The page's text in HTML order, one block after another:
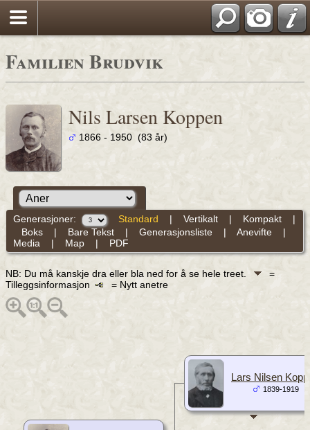
Familien Brudvik
Nils Larsen Koppen
1866 - 1950 (83 år)
Generasjoner: Standard | Vertikalt| Kompakt|
Boks| Bare Tekst| Generasjonsliste| Anevifte|
Media | Map| PDF
NB: Du må kanskje dra eller bla ned for å se hele treet.
=
Tilleggsinformasjon
= Nytt anetre
Lars Nilsen
1839-1919